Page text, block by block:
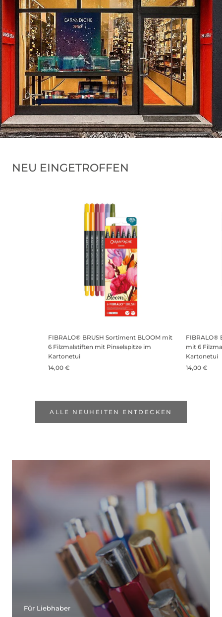
NEU EINGETROFFEN
FIBRALO® BRUSH Sortiment BLOOM mit
6 Filzmalstiften mit Pinselspitze im
Kartonetui
14,00 €
FIBRALO®
mit 6
Kartonetui
14,00 €
ALLE NEUHEITEN ENTDECKEN
Für Liebhaber